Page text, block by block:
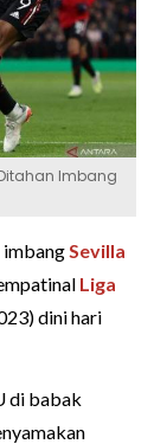
Imbang
imbangSevilla
Liga
dini hari
di babak